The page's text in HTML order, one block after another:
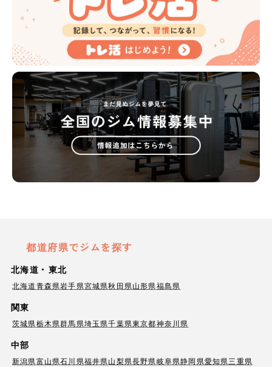
都道府県でジムを探す
北海道・東北
北海道青森県岩手県宮城県秋田県山形県福島県
関東
茨城県栃木県群馬県埼玉県千葉県東京都神奈川県
中部
新潟県富山県石川県福井県山梨県長野県岐阜県静岡県愛知県三重県